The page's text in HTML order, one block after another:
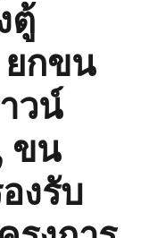
ตู้
ยกขน
วน์
ขน
งรับ